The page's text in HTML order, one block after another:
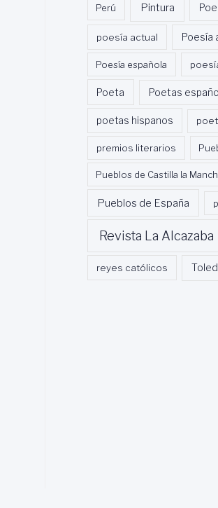
Perú Pintura
poesía actual Poesía
Poesía española
Poeta Poetas
poetas hispanos
premios literarios
Pueblos de Castilla la
Pueblos de España
Revista La Alcazaba
reyes católicos